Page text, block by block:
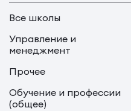
Все школы
Управление и
менеджмент
Прочее
Обучение и профессии
(общее)